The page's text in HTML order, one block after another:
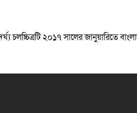
চলচ্চিত্রটি ২০১৭ সালের জানুয়ারিতে